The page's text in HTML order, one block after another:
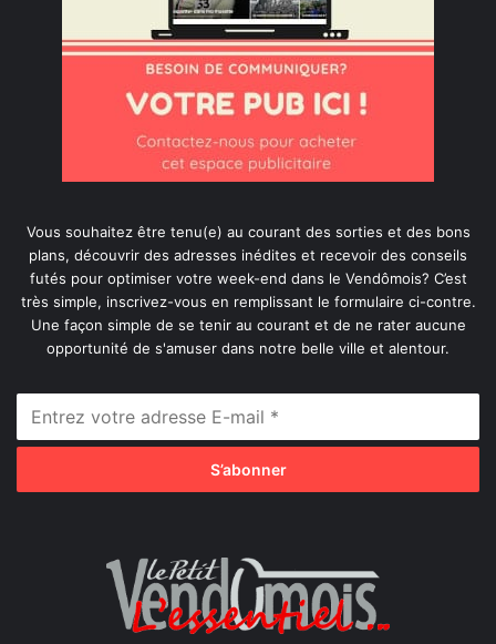
Vous souhaitez être tenu(e) au courant des sorties et des bons
plans, découvrir des adresses inédites et recevoir des conseils
futés pour optimiser votre week-end dans le Vendômois? C’est
très simple, inscrivez-vous en remplissant le formulaire ci-contre.
Une façon simple de se tenir au courant et de ne rater aucune
opportunité de s'amuser dans notre belle ville et alentour.